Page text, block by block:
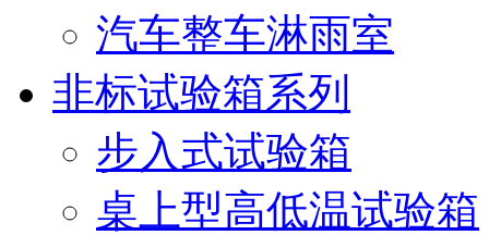
汽车整车淋雨室
非标试验箱系列
步入式试验箱
桌上型高低温试验箱